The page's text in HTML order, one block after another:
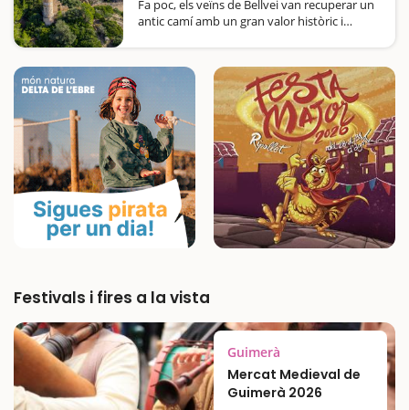
Fa poc, els veïns de Bellvei van recuperar un
antic camí amb un gran valor històric i
Muga. Gràcies a aquesta iniciativa, teniu la
Festivals i fires a la vista
Guimerà
Mercat Medieval de
Guimerà 2026